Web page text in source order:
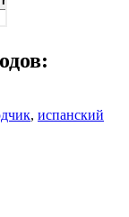
, испанский